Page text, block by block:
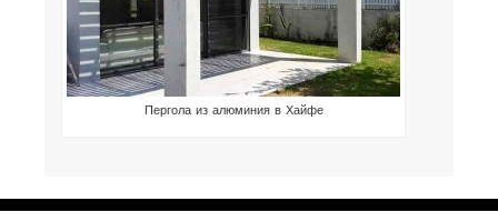
Пергола из алюминия в Хайфе